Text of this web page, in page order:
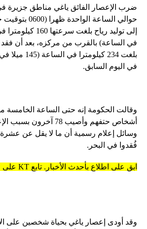
ضرب الإعصار الفائق ياغي مناطق جزيرة
حوالي الساعة
في الساعة) بالقرب من مركزه، بعد أن فقد
بلغت 234
في اليوم السابق.
وقالت الحكومة إنه حتى الساعة الخامسة
أشخاص حتفهم وأصيب 78
وسائل إعلام رسمية أن ما لا يقل عن
فُقدوا في البحر.
ابق على اطلاع بأحدث الأخبار. تابع KT على قنوات WhatsApp.